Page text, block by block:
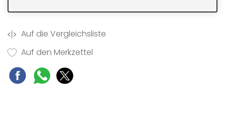
Auf die Vergleichsliste
Auf den Merkzettel